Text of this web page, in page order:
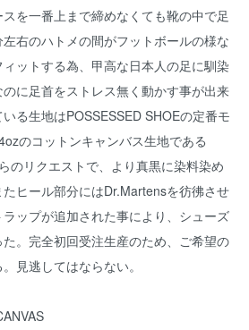
を一番上まで締めなくても靴の中で足
右のハトメの間がフットボールの様な
ットする為、甲高な日本人の足に馴染
に足首をストレス無く動かす事が出来
る生地はPOSSESSED SHOEの定番モ
のコットンキャンバス生地である
のリクエストで、より真黒に染料染め
ヒール部分にはDr.Martensを彷彿させ
ップが追加された事により、シューズ
。完全初回受注生産のため、ご希望の
見逃してはならない。